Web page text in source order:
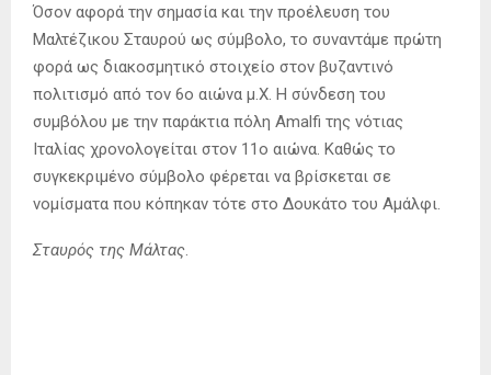
Όσον αφορά την σημασία και την προέλευση του
Μαλτέζικου Σταυρού ως σύμβολο, το συναντάμε πρώτη
φορά ως διακοσμητικό στοιχείο στον βυζαντινό
πολιτισμό από τον 6ο αιώνα μ.Χ. Η σύνδεση του
συμβόλου με την παράκτια πόλη Amalfi της νότιας
Ιταλίας χρονολογείται στον 11ο αιώνα. Καθώς το
συγκεκριμένο σύμβολο φέρεται να βρίσκεται σε
νομίσματα που κόπηκαν τότε στο Δουκάτο του Αμάλφι.
Σταυρός της Μάλτας.